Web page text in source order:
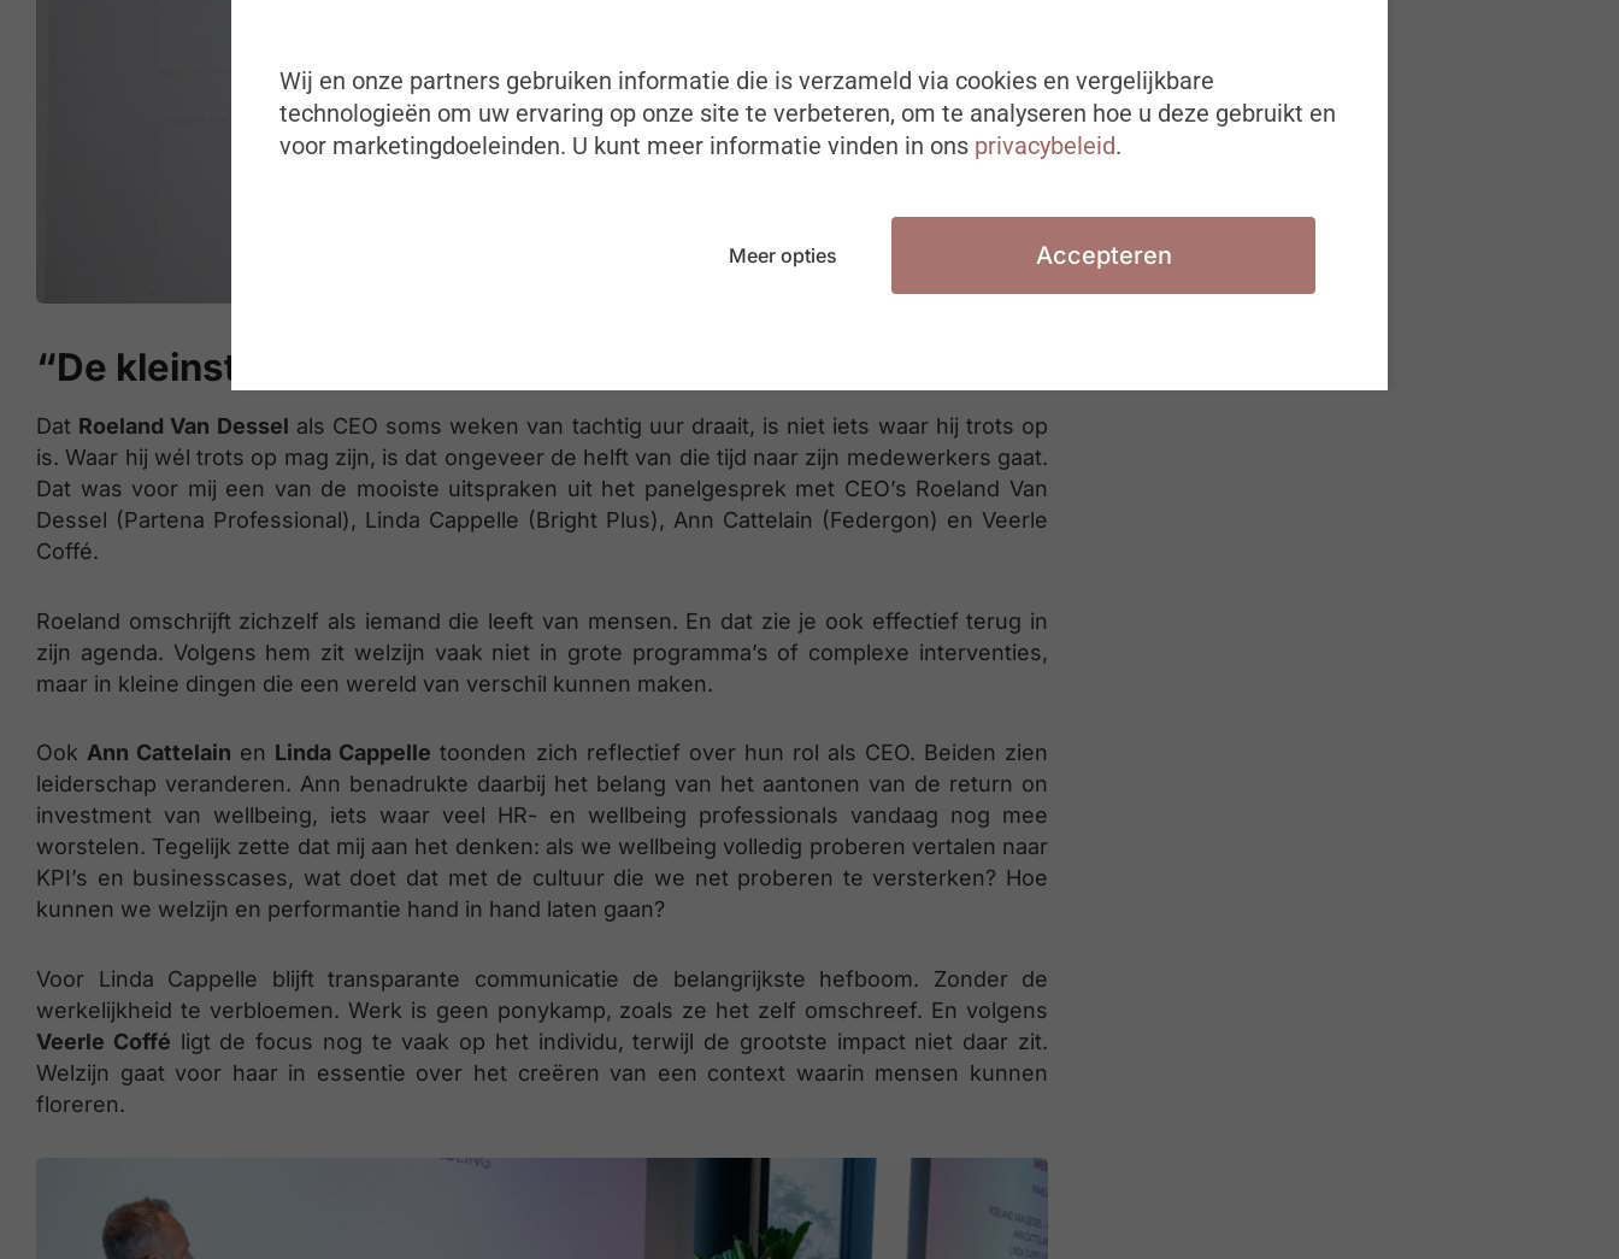
“De kleinste dingen maken het grootste verschil”
Dat Roeland Van Dessel als CEO soms weken van tachtig uur draait, is niet iets waar hij trots op
is. Waar hij wél trots op mag zijn, is dat ongeveer de helft van die tijd naar zijn medewerkers gaat.
Dat was voor mij een van de mooiste uitspraken uit het panelgesprek met CEO’s Roeland Van
Dessel (Partena Professional), Linda Cappelle (Bright Plus), Ann Cattelain (Federgon) en Veerle
Coffé.
Roeland omschrijft zichzelf als iemand die leeft van mensen. En dat zie je ook effectief terug in
zijn agenda. Volgens hem zit welzijn vaak niet in grote programma’s of complexe interventies,
maar in kleine dingen die een wereld van verschil kunnen maken.
OokAnn Cattelain en Linda Cappelle toonden zich reflectief over hun rol als CEO. Beiden zien
leiderschap veranderen. Ann benadrukte daarbij het belang van het aantonen van de return on
investment van wellbeing, iets waar veel HR- en wellbeing professionals vandaag nog mee
worstelen. Tegelijk zette dat mij aan het denken: als we wellbeing volledig proberen vertalen naar
KPI’s en businesscases, wat doet dat met de cultuur die we net proberen te versterken? Hoe
kunnen we welzijn en performantie hand in hand laten gaan?
Voor Linda Cappelle blijft transparante communicatie de belangrijkste hefboom. Zonder de
werkelijkheid te verbloemen. Werk is geen ponykamp, zoals ze het zelf omschreef. En volgens
Veerle Coffé ligt de focus nog te vaak op het individu, terwijl de grootste impact niet daar zit.
Welzijn gaat voor haar in essentie over het creëren van een context waarin mensen kunnen
floreren.
Wij en onze partners gebruiken informatie die is verzameld via cookies en vergelijkbare
technologieën om uw ervaring op onze site te verbeteren, om te analyseren hoe u deze gebruikt en
voor marketingdoeleinden. U kunt meer informatie vinden in ons privacybeleid.
Meer opties Accepteren